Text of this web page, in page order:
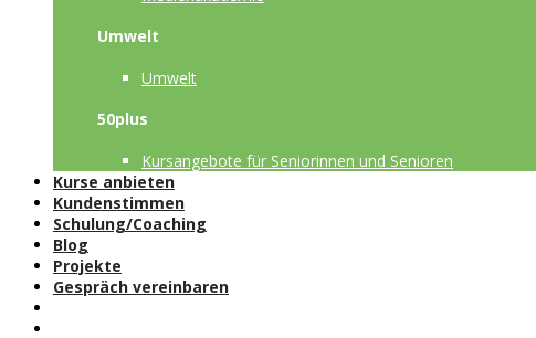
Umwelt
Umwelt
50plus
Kursangebote für Seniorinnen und Senioren
Kurse anbieten
Kundenstimmen
Schulung/Coaching
Blog
Projekte
Gespräch vereinbaren